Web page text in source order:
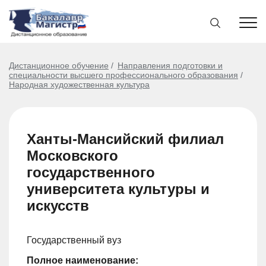
Дистанционное обучение
Направления подготовки и
специальности высшего профессионального образования
Народная художественная культура
Ханты-Мансийский филиал
Московского
государственного
университета культуры и
искусств
Государственный вуз
Полное наименование: